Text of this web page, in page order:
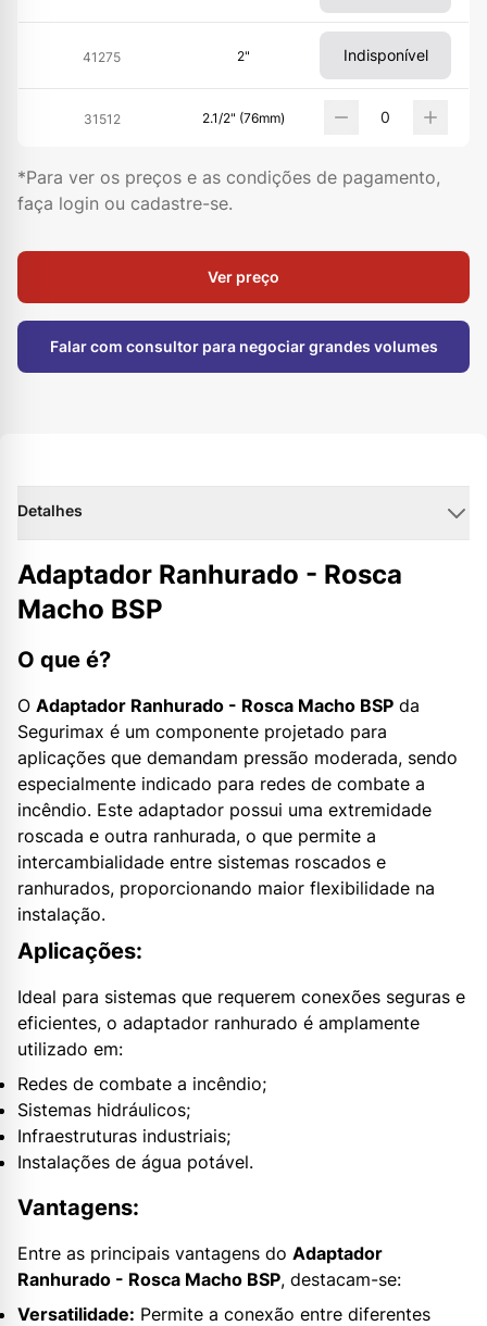
41275 2" Indisponível
31512 2.1/2" (76mm)
*Para ver os preços e as condições de pagamento,
faça login ou cadastre-se.
Ver preço
Falar com consultor para negociar grandes volumes
Detalhes
Adaptador Ranhurado - Rosca
Macho BSP
O que é?
O Adaptador Ranhurado - Rosca Macho BSP da
Segurimax é um componente projetado para
aplicações que demandam pressão moderada, sendo
especialmente indicado para redes de combate a
incêndio. Este adaptador possui uma extremidade
roscada e outra ranhurada, o que permite a
intercambialidade entre sistemas roscados e
ranhurados, proporcionando maior flexibilidade na
instalação.
Aplicações:
Ideal para sistemas que requerem conexões seguras e
eficientes, o adaptador ranhurado é amplamente
utilizado em:
Redes de combate a incêndio;
Sistemas hidráulicos;
Infraestruturas industriais;
Instalações de água potável.
Vantagens:
Entre as principais vantagens do Adaptador
Ranhurado - Rosca Macho BSP, destacam-se:
Versatilidade: Permite a conexão entre diferentes